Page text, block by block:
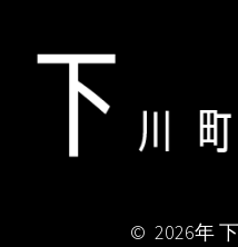
© 2026年